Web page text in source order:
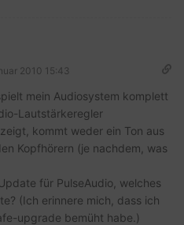
2010 15:43
mein Audiosystem komplett
Lautstärkeregler
kommt weder ein Ton aus
Kopfhörern (je nachdem, was
für PulseAudio, welches
(Ich erinnere mich, dass ich
upgrade bemüht habe.)